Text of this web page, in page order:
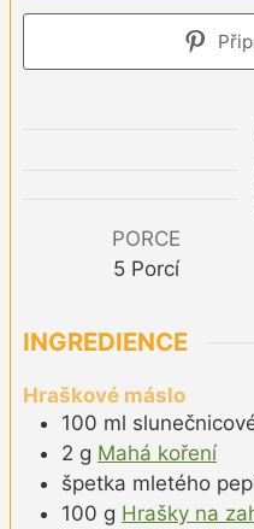
PORCE
5 Porcí
INGREDIENCE
Hraškové máslo
100 ml
2 g Mahá koření
špetka mletého
100 g Hrašky na